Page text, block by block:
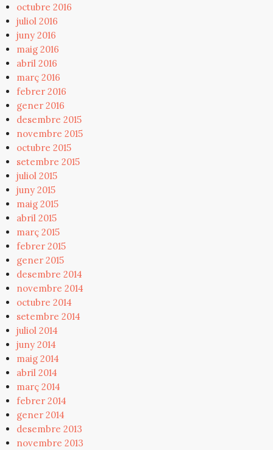
octubre 2016
juliol 2016
juny 2016
maig 2016
abril 2016
març 2016
febrer 2016
gener 2016
desembre 2015
novembre 2015
octubre 2015
setembre 2015
juliol 2015
juny 2015
maig 2015
abril 2015
març 2015
febrer 2015
gener 2015
desembre 2014
novembre 2014
octubre 2014
setembre 2014
juliol 2014
juny 2014
maig 2014
abril 2014
març 2014
febrer 2014
gener 2014
desembre 2013
novembre 2013